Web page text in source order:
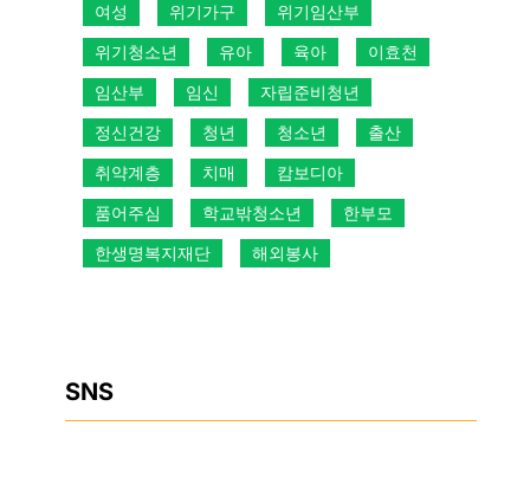
여성
위기가구
위기임산부
위기청소년
유아 육아
이효천
임산부
임신
자립준비청년
정신건강
청년 청소년
출산
취약계층
치매
캄보디아
품어주심
학교밖청소년
한부모
한생명복지재단
해외봉사
SNS